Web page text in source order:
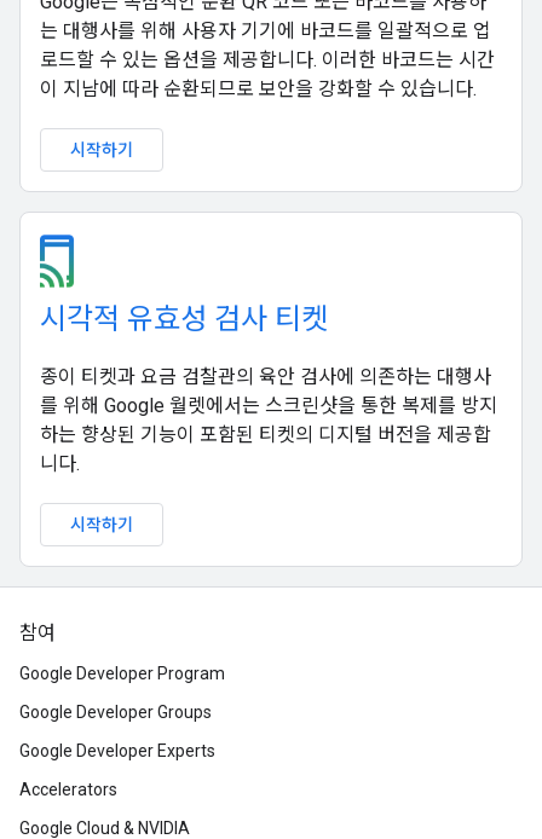
는 대행사를 위해 사용자 기기에 바코드를 일괄적으로 업
로드할 수 있는 옵션을 제공합니다. 이러한 바코드는 시간
이 지남에 따라 순환되므로 보안을 강화할 수 있습니다.
시작하기
시각적 유효성 검사 티켓
종이 티켓과 요금 검찰관의 육안 검사에 의존하는 대행사
를 위해 Google 월렛에서는 스크린샷을 통한 복제를 방지
하는 향상된 기능이 포함된 티켓의 디지털 버전을 제공합
니다.
시작하기
참여
Google Developer Program
Google Developer Groups
Google Developer Experts
Accelerators
Google Cloud & NVIDIA